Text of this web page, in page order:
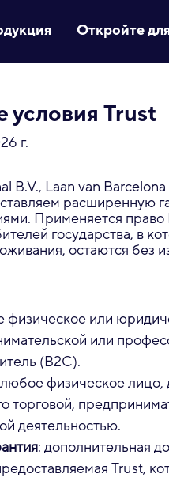
Откройте
условия Trust
г.
B.V., Laan van
расширенную
Применяется
государства, в
остаются без
физическое или
или
(B2C).
физическое лицо,
торговой,
деятельностью.
: дополнительная
Trust,